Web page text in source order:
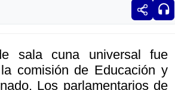
sala cuna universal fue
comisión de Educación y
Los parlamentarios de